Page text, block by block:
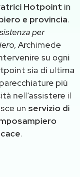
Hotpoint in
e provincia.
per
, Archimede
su ogni
sia di ultima
più
nell’assistere il
un servizio di
.